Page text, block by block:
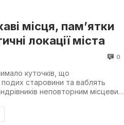
місця, пам’ятки
локації міста
0
куточків, що
старовини та ваблять
неповторним місцевим